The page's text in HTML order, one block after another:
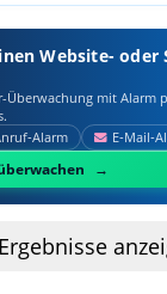
Website- oder
mit Alarm
Ergebnisse